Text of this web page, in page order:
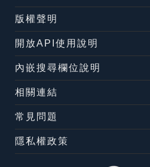
版權聲明
開放API使用說明
內嵌搜尋欄位說明
相關連結
常見問題
隱私權政策